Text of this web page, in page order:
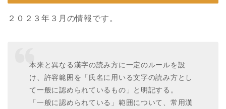
２０２３年３月の情報です。
本来と異なる漢字の読み方に一定のルールを設
け、許容範囲を「氏名に用いる文字の読み方とし
て一般に認められているもの」と明記する。
「一般に認められている」範囲について、常用漢